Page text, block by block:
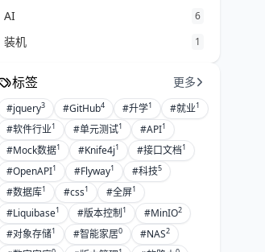
AI 6
装机 1
标签 更多
#jquery3 #GitHub4 #升学1 #就业1
#软件行业1 #单元测试1 #API1
#Mock数据1 #Knife4j1 #接口文档1
#OpenAPI1 #Flyway1 #科技5
#数据库1 #css1 #全屏1
#Liquibase1 #版本控制1 #MinIO2
#对象存储1 #智能家居0 #NAS2